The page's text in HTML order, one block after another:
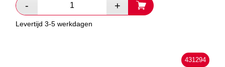
Levertijd 3-5 werkdagen
431294